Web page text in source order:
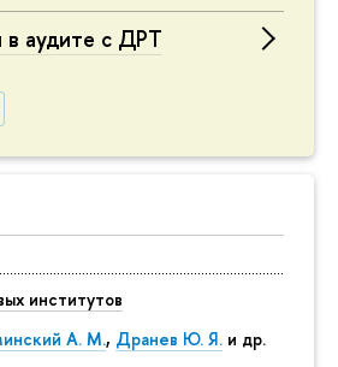
в аудите с ДРТ
институтов
А. М., Дранев Ю. Я. и др.